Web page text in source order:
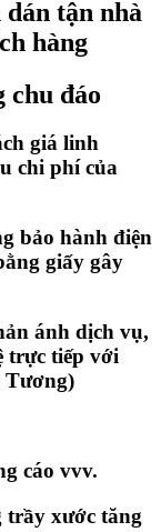
tận nhà
hàng
đáo
giá linh
chi phí của
bảo hành điện
giấy gây
ánh dịch vụ,
trực tiếp với
Tương)
cáo vvv.
trầy xước tăng